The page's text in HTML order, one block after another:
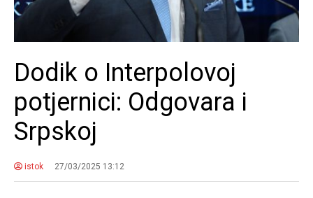
Dodik o Interpolovoj
potjernici: Odgovara i
Srpskoj
istok 27/03/2025 13:12